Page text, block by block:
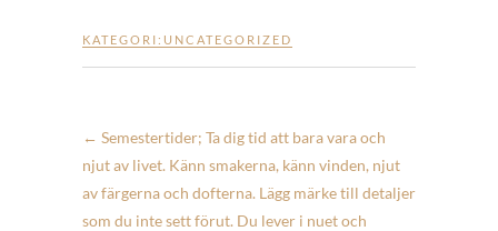
KATEGORI: UNCATEGORIZED
← Semestertider; Ta dig tid att bara vara och
njut av livet. Känn smakerna, känn vinden, njut
av färgerna och dofterna. Lägg märke till detaljer
som du inte sett förut. Du lever i nuet och